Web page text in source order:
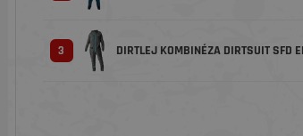
3 DIRTLEJ KOMBINÉZA DIRTSUIT SFD